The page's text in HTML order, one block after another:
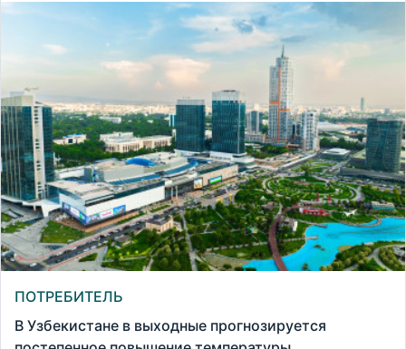
ПОТРЕБИТЕЛЬ
В Узбекистане в выходные прогнозируется